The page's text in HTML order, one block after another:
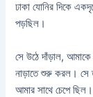
ঢাকা যোনির দিকে
পড়ছিল।
সে উঠে দাঁড়াল,
নাড়াতে শুরু করল। সে
আমার সাথে চেপে